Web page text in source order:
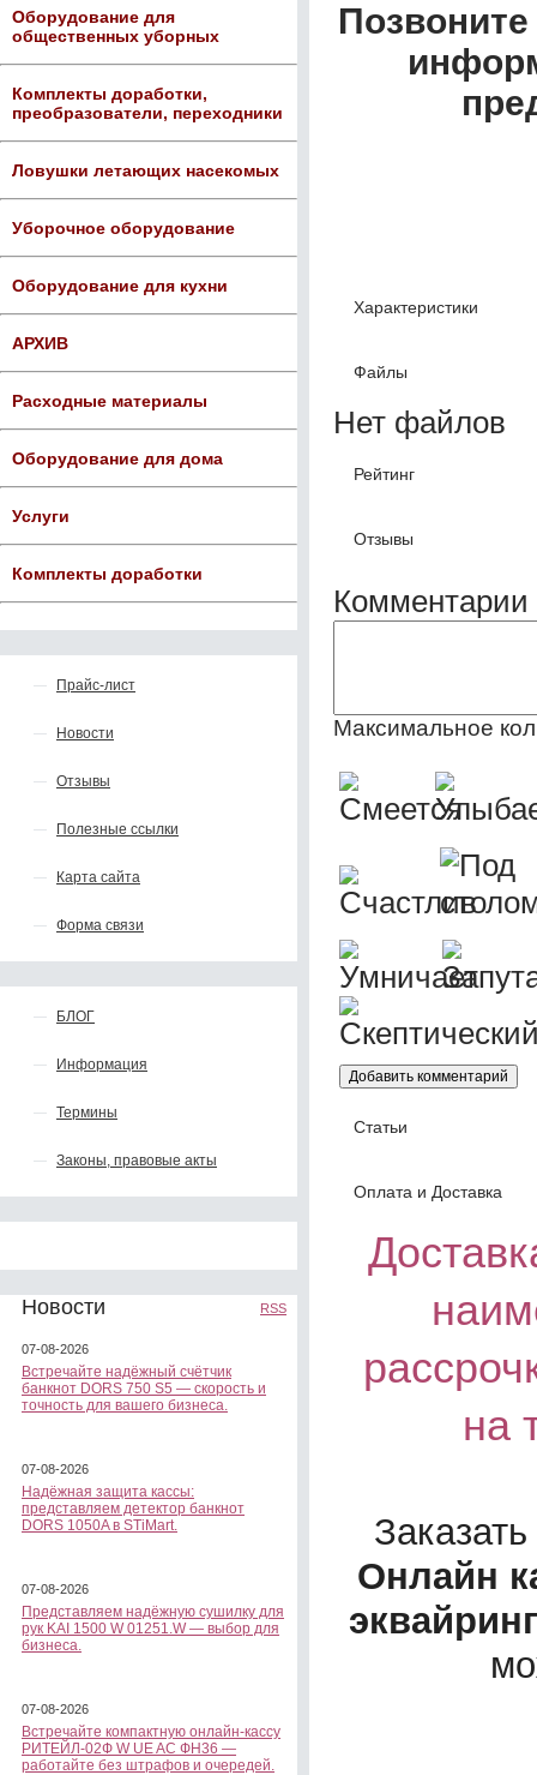
Оборудование для
общественных уборных
Комплекты доработки,
преобразователи, переходники
Ловушки летающих насекомых
Уборочное оборудование
Оборудование для кухни
АРХИВ
Расходные материалы
Оборудование для дома
Услуги
Комплекты доработки
Прайс-лист
Новости
Отзывы
Полезные ссылки
Карта сайта
Форма связи
БЛОГ
Информация
Термины
Законы, правовые акты
Новости RSS
07-08-2026
Встречайте надёжный счётчик
банкнот DORS 750 S5 — скорость и
точность для вашего бизнеса.
07-08-2026
Надёжная защита кассы:
представляем детектор банкнот
DORS 1050A в STiMart.
07-08-2026
Представляем надёжную сушилку для
рук KAI 1500 W 01251.W — выбор для
бизнеса.
07-08-2026
Встречайте компактную онлайн-кассу
РИТЕЙЛ-02Ф W UE AC ФН36 —
работайте без штрафов и очередей.
Характеристики
Файлы
Нет файлов
Рейтинг
Отзывы
Комментарии
Максимальное
Статьи
Оплата и Доставка
на
Онлайн